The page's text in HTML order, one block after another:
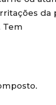
da
Tem